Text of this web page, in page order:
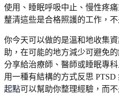
使用、睡眠呼吸中止、慢性疼
釐清這些是合格照護的工作，
你今天可以做的是溫和地收集
助，在可能的地方減少可避免
分享給治療師、醫師或睡眠專
用一種有結構的方式反思 PTSD
起點可以幫助你整理經驗，而